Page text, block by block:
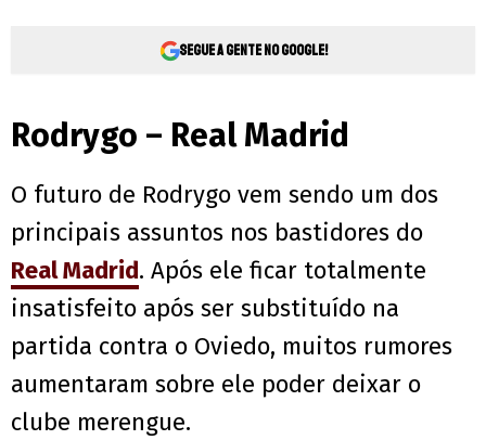
Segue a gente no Google!
Rodrygo – Real Madrid
O futuro de Rodrygo vem sendo um dos
principais assuntos nos bastidores do
Real Madrid. Após ele ficar totalmente
insatisfeito após ser substituído na
partida contra o Oviedo, muitos rumores
aumentaram sobre ele poder deixar o
clube merengue.